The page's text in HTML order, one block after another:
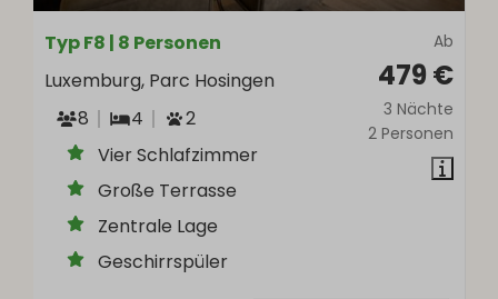
Ab
479 €
3 Nächte
2 Personen
Typ F8 | 8 Personen
Luxemburg, Parc Hosingen
8
4
2
Vier Schlafzimmer
Große Terrasse
Zentrale Lage
Geschirrspüler